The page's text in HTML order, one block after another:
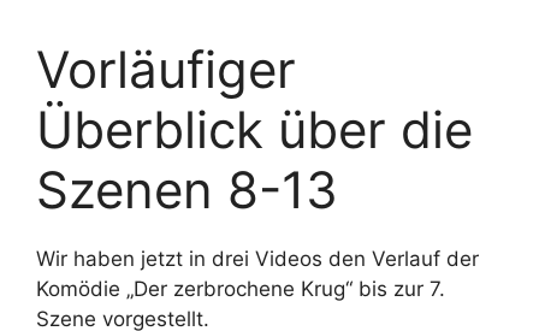
Vorläufiger
Überblick über die
Szenen 8-13
Wir haben jetzt in drei Videos den Verlauf der
Komödie „Der zerbrochene Krug“ bis zur 7.
Szene vorgestellt.